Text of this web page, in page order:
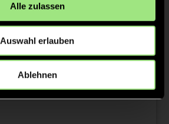
Alle zulassen
Auswahl erlauben
Ablehnen
3/4